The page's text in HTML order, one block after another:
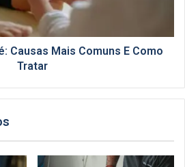
Causas Mais Comuns E Como
Tratar